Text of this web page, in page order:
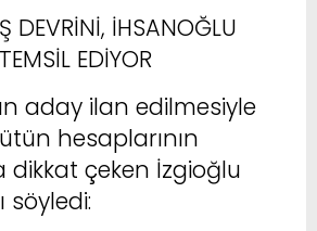
DEVRİNİ, İHSANOĞLU
EDİYOR
aday ilan edilmesiyle
hesaplarının
çeken İzgioğlu
söyledi: